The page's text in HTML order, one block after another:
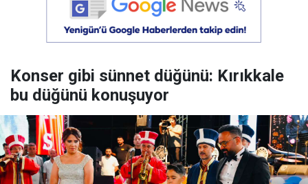
Konser gibi sünnet düğünü: Kırıkkale
bu düğünü konuşuyor